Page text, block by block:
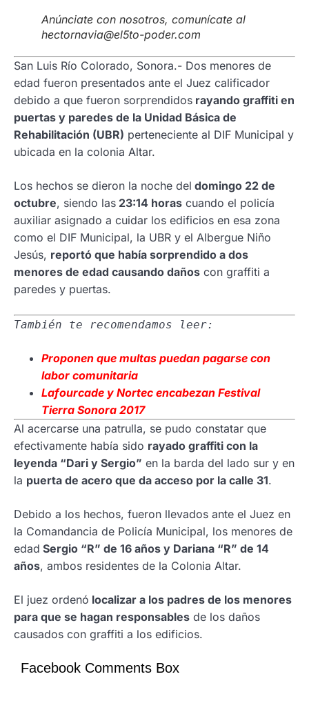
Anúnciate con nosotros, comunícate al
hectornavia@el5to-poder.com
San Luis Río Colorado, Sonora.- Dos menores de
edad fueron presentados ante el Juez calificador
debido a que fueron sorprendidos rayando graffiti en
puertas y paredes de la Unidad Básica de
Rehabilitación (UBR) perteneciente al DIF Municipal y
ubicada en la colonia Altar.
Los hechos se dieron la noche del domingo 22 de
octubre, siendo las 23:14 horas cuando el policía
auxiliar asignado a cuidar los edificios en esa zona
como el DIF Municipal, la UBR y el Albergue Niño
Jesús, reportó que había sorprendido a dos
menores de edad causando daños con graffiti a
paredes y puertas.
También te recomendamos leer:
Proponen que multas puedan pagarse con
labor comunitaria
Lafourcade y Nortec encabezan Festival
Tierra Sonora 2017
Al acercarse una patrulla, se pudo constatar que
efectivamente había sido rayado graffiti con la
leyenda “Dari y Sergio” en la barda del lado sur y en
la puerta de acero que da acceso por la calle 31.
Debido a los hechos, fueron llevados ante el Juez en
la Comandancia de Policía Municipal, los menores de
edad Sergio “R” de 16 años y Dariana “R” de 14
años, ambos residentes de la Colonia Altar.
El juez ordenó localizar a los padres de los menores
para que se hagan responsables de los daños
causados con graffiti a los edificios.
Facebook Comments Box